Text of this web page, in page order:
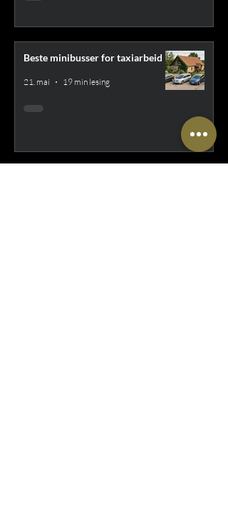
Beste minibusser for taxiarbeid
21. mai 19 min lesing